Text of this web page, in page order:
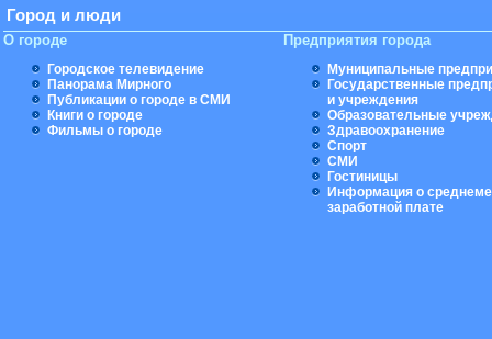
Город и люди
О городе
Городское телевидение
Панорама Мирного
Публикации о городе в СМИ
Книги о городе
Фильмы о городе
Предприятия города
Муниципальные
Государственные
и учреждения
Образовательные
Здравоохранение
Спорт
СМИ
Гостиницы
Информация о
заработной плате